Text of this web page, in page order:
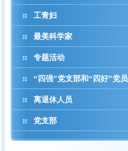
工青妇
最美科学家
专题活动
“四强”党支部和“四好”党员
离退休人员
党支部